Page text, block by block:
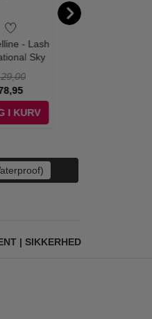
- Lash
Sky
- Black
I KURV
| SIKKERHED